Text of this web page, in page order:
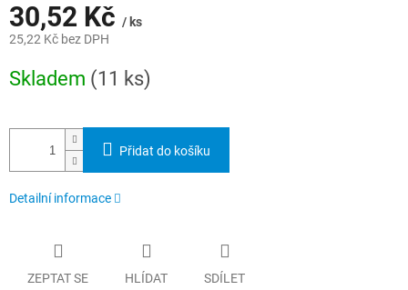
30,52 Kč / ks
25,22 Kč bez DPH
cena:
Skladem (11 ks)
Přidat do košíku
Detailní informace
ZEPTAT SE HLÍDAT SDÍLET